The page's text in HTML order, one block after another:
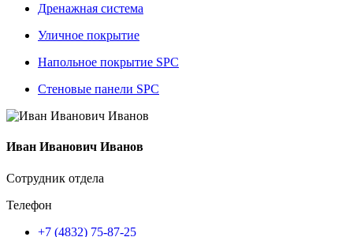
Дренажная система
Уличное покрытие
Напольное покрытие SPC
Стеновые панели SPC
Иван Иванович Иванов
Сотрудник отдела
Телефон
+7 (4832) 75-87-25